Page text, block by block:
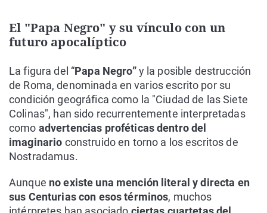
El "Papa Negro" y su vínculo con un
futuro apocalíptico
La figura del “Papa Negro”y la posible destrucción
de Roma, denominada en varios escrito por su
condición geográfica como la "Ciudad de las Siete
Colinas", han sido recurrentemente interpretadas
como advertencias proféticas dentro del
imaginario construido en torno a los escritos de
Nostradamus.
Aunque no existe una mención literal y directa en
sus Centurias con esos términos, muchos